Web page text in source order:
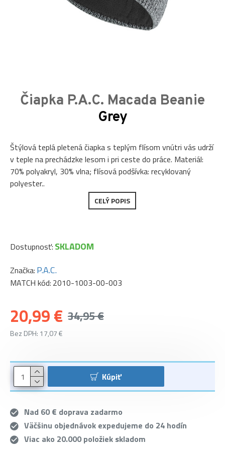
Čiapka P.A.C. Macada Beanie
Grey
Štýlová teplá pletená čiapka s teplým flísom vnútri vás udrží
v teple na prechádzke lesom i pri ceste do práce. Materiál:
70% polyakryl, 30% vlna; flísová podšívka: recyklovaný
polyester..
CELÝ POPIS
20,99 € 34,95 €
Bez DPH: 17,07 €
Dostupnosť: SKLADOM
Značka: P.A.C.
MATCH kód: 2010-1003-00-003
Kúpiť
Nad 60 € doprava zadarmo
Väčšinu objednávok expedujeme do 24 hodín
Viac ako 20.000 položiek skladom